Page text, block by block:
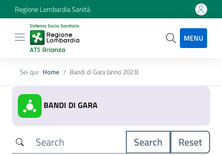
Regione Lombardia Sanità
MENU
Sei qui: Home Bandi di Gara (anno 2023)
BANDI DI GARA
Search Reset